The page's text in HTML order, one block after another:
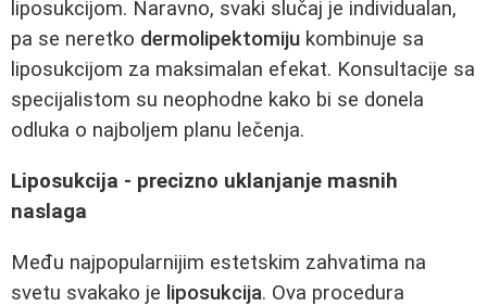
liposukcijom. Naravno, svaki slučaj je individualan,
pa se neretko dermolipektomiju kombinuje sa
liposukcijom za maksimalan efekat. Konsultacije sa
specijalistom su neophodne kako bi se donela
odluka o najboljem planu lečenja.
Liposukcija - precizno uklanjanje masnih
naslaga
Među najpopularnijim estetskim zahvatima na
svetu svakako je liposukcija. Ova procedura